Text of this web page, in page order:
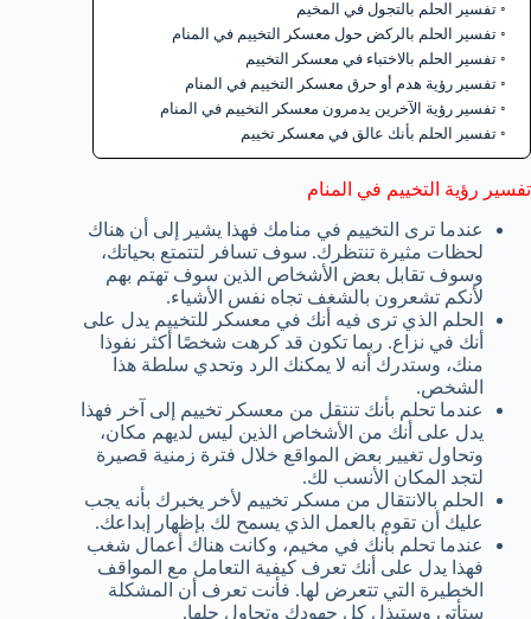
تفسير الحلم بالتجول في المخيم
تفسير الحلم بالركض حول معسكر التخييم في المنام
تفسير الحلم بالاختباء في معسكر التخييم
تفسير رؤية هدم أو حرق معسكر التخييم في المنام
تفسير رؤية الآخرين يدمرون معسكر التخييم في المنام
تفسير الحلم بأنك عالق في معسكر تخييم
تفسير رؤية التخييم في المنام
عندما ترى التخييم في منامك فهذا يشير إلى أن هناك
لحظات مثيرة تنتظرك. سوف تسافر لتتمتع بحياتك،
وسوف تقابل بعض الأشخاص الذين سوف تهتم بهم
لأنكم تشعرون بالشغف تجاه نفس الأشياء.
الحلم الذي ترى فيه أنك في معسكر للتخييم يدل على
أنك في نزاع. ربما تكون قد كرهت شخصًا أكثر نفوذا
منك، وستدرك أنه لا يمكنك الرد وتحدي سلطة هذا
الشخص.
عندما تحلم بأنك تنتقل من معسكر تخييم إلى آخر فهذا
يدل على أنك من الأشخاص الذين ليس لديهم مكان،
وتحاول تغيير بعض المواقع خلال فترة زمنية قصيرة
لتجد المكان الأنسب لك.
الحلم بالانتقال من مسكر تخييم لأخر يخبرك بأنه يجب
عليك أن تقوم بالعمل الذي يسمح لك بإظهار إبداعك.
عندما تحلم بأنك في مخيم، وكانت هناك أعمال شغب
فهذا يدل على أنك تعرف كيفية التعامل مع المواقف
الخطيرة التي تتعرض لها. فأنت تعرف أن المشكلة
ستأتي وستبذل كل جهودك وتحاول حلها.